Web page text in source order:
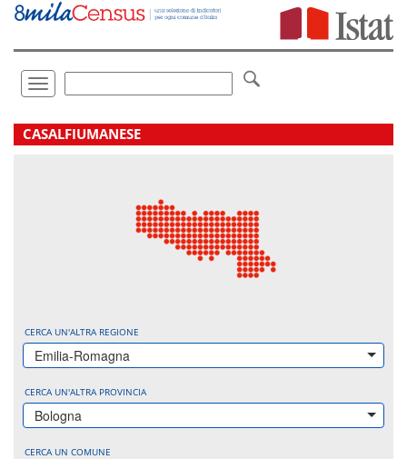
Vai
direttamente
Toggle
navigation
.
CASALFIUMANESE
CERCA UN'ALTRA REGIONE
Emilia-Romagna
CERCA UN'ALTRA PROVINCIA
Bologna
CERCA UN COMUNE